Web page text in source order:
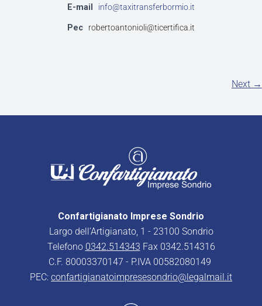
E-mail info@taxitransferbormio.it
Pec robertoantonioli@ticertifica.it
Next →
Confartigianato Imprese Sondrio
Largo dell’Artigianato, 1 - 23100 Sondrio
Telefono 0342.514343 Fax 0342.514316
C.F. 80003370147 - P.IVA 00582080149
PEC: confartigianatoimpresesondrio@legalmail.it